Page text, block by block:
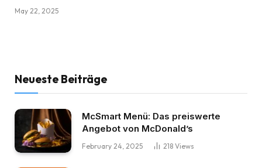
May 22, 2025
Neueste Beiträge
McSmart Menü: Das preiswerte
Angebot von McDonald’s
February 24, 2025 218 Views